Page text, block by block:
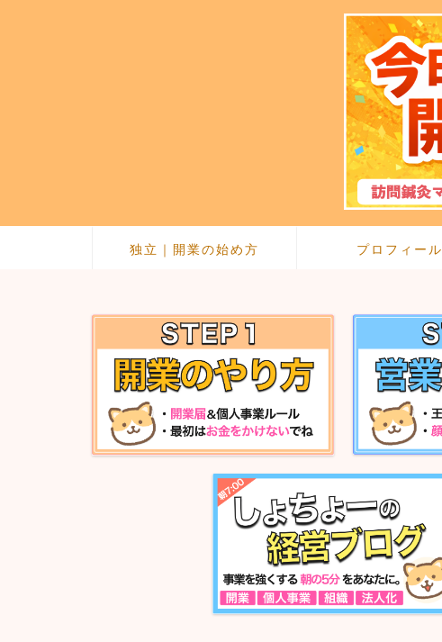
独立｜開業の始め方 プロフィール